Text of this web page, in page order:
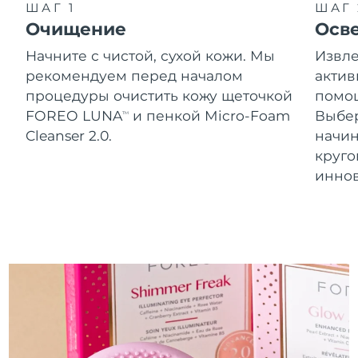
ШАГ 1
Очищение
Начните с чистой, сухой кожи. Мы
рекомендуем перед началом
процедуры очистить кожу щеточкой
FOREO LUNATM
и пенкой Micro-Foam
Cleanser 2.0.
ШАГ
8/11/26
Словения
8/11/26
Южно-Африканская
Республика
Ожидаемая дата доставки
Ожидаемая дата доставки
8/13/26
Швейцария
Ожидаемая дата доставки
Тайвань
Ожидаемая дата доставки
8/16/26